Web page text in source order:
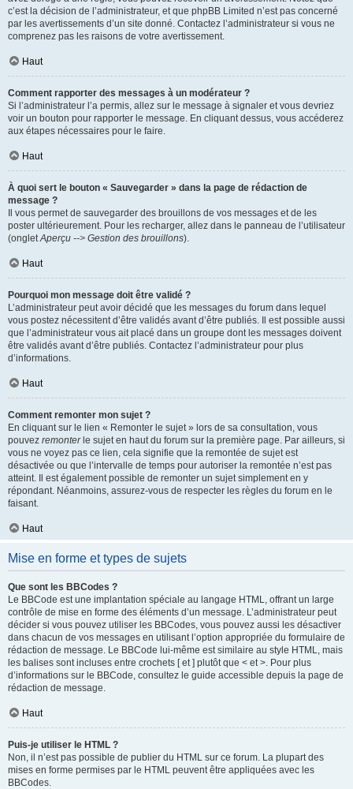
c’est la décision de l’administrateur, et que phpBB Limited n’est pas concerné
par les avertissements d’un site donné. Contactez l’administrateur si vous ne
comprenez pas les raisons de votre avertissement.
Haut
Comment rapporter des messages à un modérateur ?
Si l’administrateur l’a permis, allez sur le message à signaler et vous devriez
voir un bouton pour rapporter le message. En cliquant dessus, vous accéderez
aux étapes nécessaires pour le faire.
Haut
À quoi sert le bouton « Sauvegarder » dans la page de rédaction de
message ?
Il vous permet de sauvegarder des brouillons de vos messages et de les
poster ultérieurement. Pour les recharger, allez dans le panneau de l’utilisateur
(ongletAperçu --> Gestion des brouillons).
Haut
Pourquoi mon message doit être validé ?
L’administrateur peut avoir décidé que les messages du forum dans lequel
vous postez nécessitent d’être validés avant d’être publiés. Il est possible aussi
que l’administrateur vous ait placé dans un groupe dont les messages doivent
être validés avant d’être publiés. Contactez l’administrateur pour plus
d’informations.
Haut
Comment remonter mon sujet ?
En cliquant sur le lien « Remonter le sujet » lors de sa consultation, vous
pouvez remonterle sujet en haut du forum sur la première page. Par ailleurs, si
vous ne voyez pas ce lien, cela signifie que la remontée de sujet est
désactivée ou que l’intervalle de temps pour autoriser la remontée n’est pas
atteint. Il est également possible de remonter un sujet simplement en y
répondant. Néanmoins, assurez-vous de respecter les règles du forum en le
faisant.
Haut
Mise en forme et types de sujets
Que sont les BBCodes ?
Le BBCode est une implantation spéciale au langage HTML, offrant un large
contrôle de mise en forme des éléments d’un message. L’administrateur peut
décider si vous pouvez utiliser les BBCodes, vous pouvez aussi les désactiver
dans chacun de vos messages en utilisant l’option appropriée du formulaire de
rédaction de message. Le BBCode lui-même est similaire au style HTML, mais
les balises sont incluses entre crochets [ et ] plutôt que < et >. Pour plus
d’informations sur le BBCode, consultez le guide accessible depuis la page de
rédaction de message.
Haut
Puis-je utiliser le HTML ?
Non, il n’est pas possible de publier du HTML sur ce forum. La plupart des
mises en forme permises par le HTML peuvent être appliquées avec les
BBCodes.